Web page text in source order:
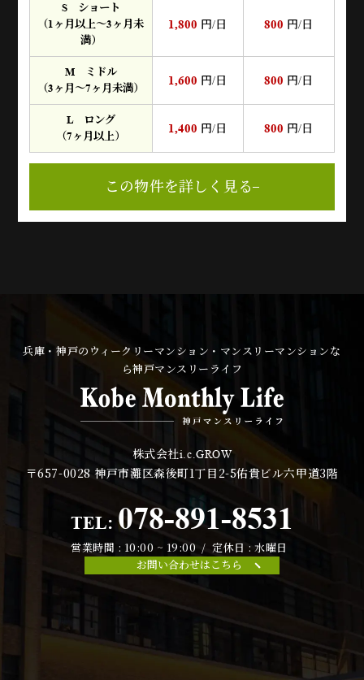
S ショート
（1ヶ月以上～3ヶ月未
満）
1,800 円/日 800 円/日
M ミドル
（3ヶ月～7ヶ月未満）
1,600 円/日 800 円/日
L ロング
（7ヶ月以上）
1,400 円/日 800 円/日
この物件を詳しく見る
兵庫・神戸のウィークリーマンション・マンスリーマンションな
ら神戸マンスリーライフ
株式会社i.c.GROW
〒657-0028神戸市灘区森後町1丁目2-5佑貴ビル六甲道3階
TEL: 078-891-8531
営業時間 : 10:00 ~ 19:00 / 定休日 : 水曜日
お問い合わせはこちら